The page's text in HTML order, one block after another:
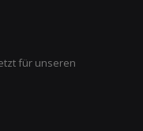
für unseren